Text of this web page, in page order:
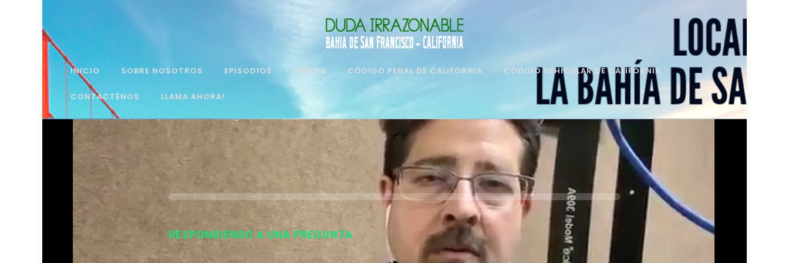
INICIO SOBRE NOSOTROS EPISODIOS VIDEOS CÓDIGO PENAL DE CALIFORNIA CÓDIGO VEHICULAR DE CALIFORNIA
CONTACTÉNOS LLAMA AHORA!
Home Episodes Limpieza de convicción por un caso con una menor de edad
RESPONDIENDO A UNA PREGUNTA